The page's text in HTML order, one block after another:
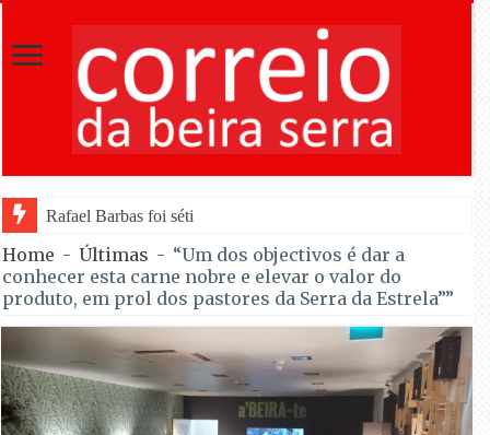
Rafael Barbas foi sétimo na Torre na estreia pela Tavfer na
Home - Últimas - “Um dos objectivos é dar a
conhecer esta carne nobre e elevar o valor do
produto, em prol dos pastores da Serra da Estrela””